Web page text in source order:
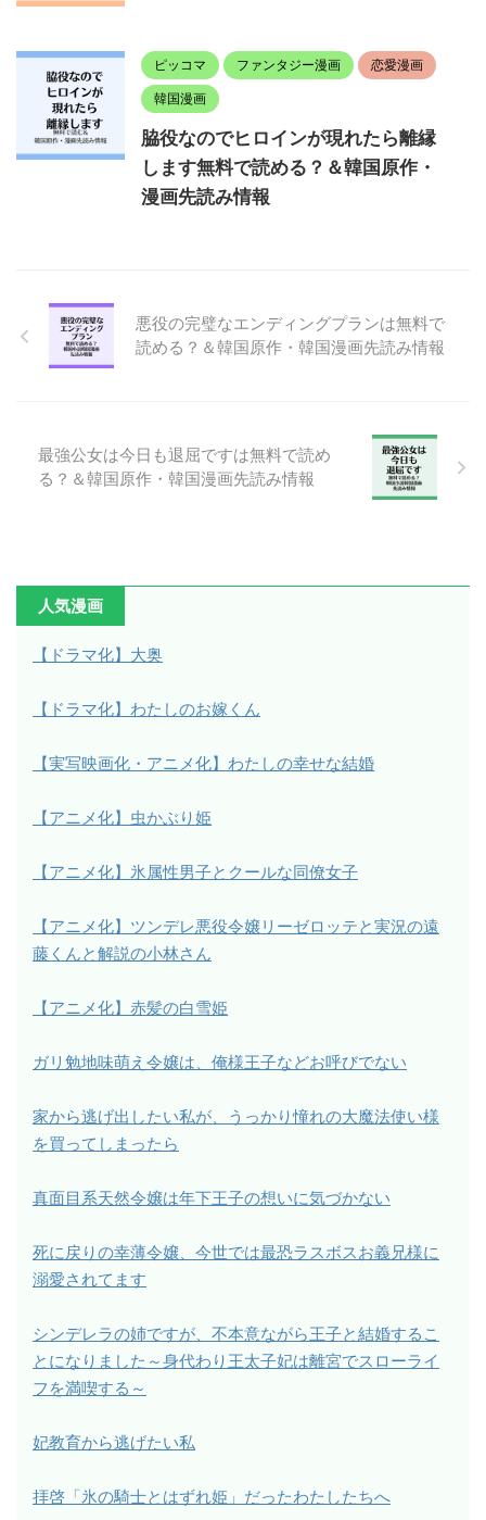
ピッコマ ファンタジー漫画 恋愛漫画
韓国漫画
脇役なのでヒロインが現れたら離縁
します無料で読める？＆韓国原作・
漫画先読み情報
悪役の完璧なエンディングプランは無料で
読める？＆韓国原作・韓国漫画先読み情報
最強公女は今日も退屈ですは無料で読め
る？＆韓国原作・韓国漫画先読み情報
人気漫画
【ドラマ化】大奥
【ドラマ化】わたしのお嫁くん
【実写映画化・アニメ化】わたしの幸せな結婚
【アニメ化】虫かぶり姫
【アニメ化】氷属性男子とクールな同僚女子
【アニメ化】ツンデレ悪役令嬢リーゼロッテと実況の遠
藤くんと解説の小林さん
【アニメ化】赤髪の白雪姫
ガリ勉地味萌え令嬢は、俺様王子などお呼びでない
家から逃げ出したい私が、うっかり憧れの大魔法使い様
を買ってしまったら
真面目系天然令嬢は年下王子の想いに気づかない
死に戻りの幸薄令嬢、今世では最恐ラスボスお義兄様に
溺愛されてます
シンデレラの姉ですが、不本意ながら王子と結婚するこ
とになりました～身代わり王太子妃は離宮でスローライ
フを満喫する～
妃教育から逃げたい私
拝啓「氷の騎士とはずれ姫」だったわたしたちへ